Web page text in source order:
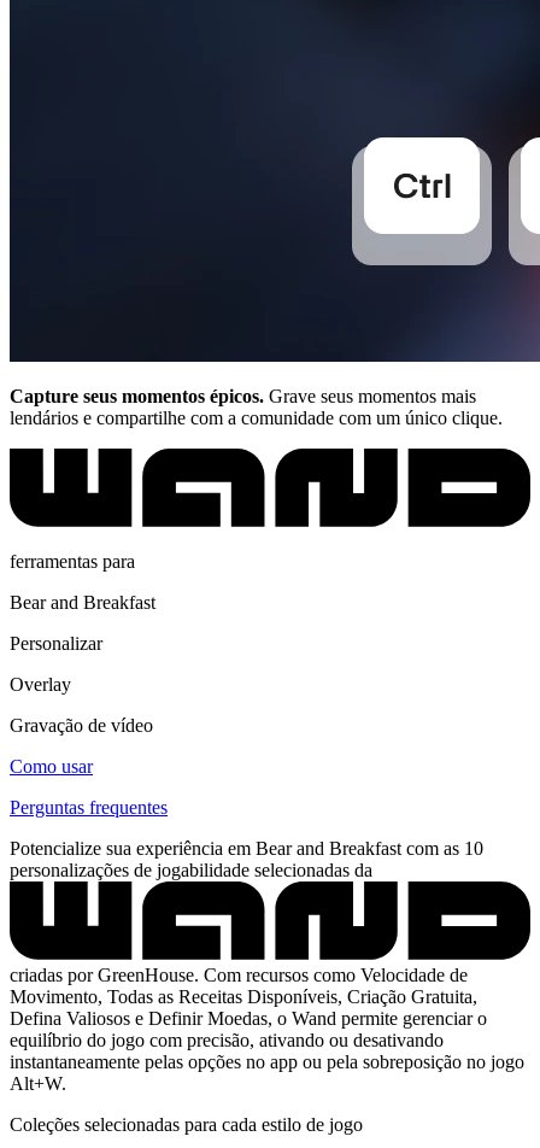
Capture seus momentos épicos. Grave seus momentos mais
lendários e compartilhe com a comunidade com um único clique.
ferramentas para
Bear and Breakfast
Personalizar
Overlay
Gravação de vídeo
Como usar
Perguntas frequentes
Potencialize sua experiência em Bear and Breakfast com as 10
personalizações de jogabilidade selecionadas da
criadas por GreenHouse. Com recursos como Velocidade de
Movimento, Todas as Receitas Disponíveis, Criação Gratuita,
Defina Valiosos e Definir Moedas, o Wand permite gerenciar o
equilíbrio do jogo com precisão, ativando ou desativando
instantaneamente pelas opções no app ou pela sobreposição no jogo
Alt+W.
Coleções selecionadas para cada estilo de jogo